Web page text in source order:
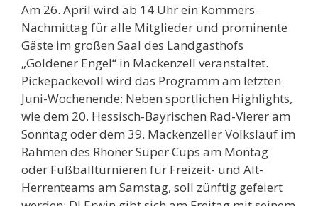
Am 26. April wird ab 14 Uhr ein Kommers-
Nachmittag für alle Mitglieder und prominente
Gäste im großen Saal des Landgasthofs
„Goldener Engel“ in Mackenzell veranstaltet.
Pickepackevoll wird das Programm am letzten
Juni-Wochenende: Neben sportlichen Highlights,
wie dem 20. Hessisch-Bayrischen Rad-Vierer am
Sonntag oder dem 39. Mackenzeller Volkslauf im
Rahmen des Rhöner Super Cups am Montag
oder Fußballturnieren für Freizeit- und Alt-
Herrenteams am Samstag, soll zünftig gefeiert